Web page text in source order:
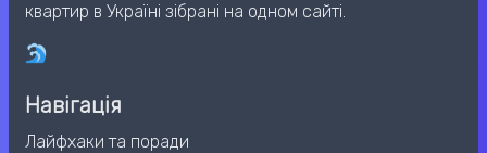
квартир в Україні зібрані на одном сайті.
Навігація
Лайфхаки та поради